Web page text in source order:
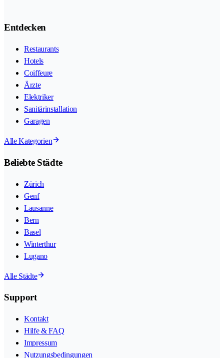
Entdecken
Restaurants
Hotels
Coiffeure
Ärzte
Elektriker
Sanitärinstallation
Garagen
Alle Kategorien
Beliebte Städte
Zürich
Genf
Lausanne
Bern
Basel
Winterthur
Lugano
Alle Städte
Support
Kontakt
Hilfe & FAQ
Impressum
Nutzungsbedingungen